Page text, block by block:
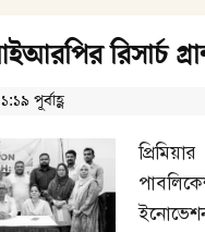
রিসার্চ
পূর্বাহ্ণ